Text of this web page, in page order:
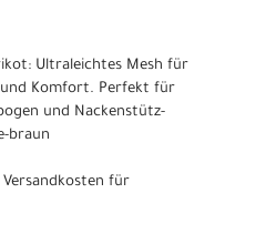
Ultraleichtes Mesh für
Komfort. Perfekt für
und Nackenstütz-
braun
Versandkosten für